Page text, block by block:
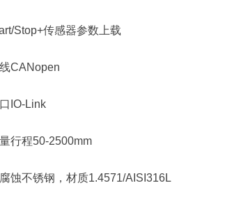
传感器参数上载
Link
程50-2500mm
不锈钢，材质1.4571/AISI316L